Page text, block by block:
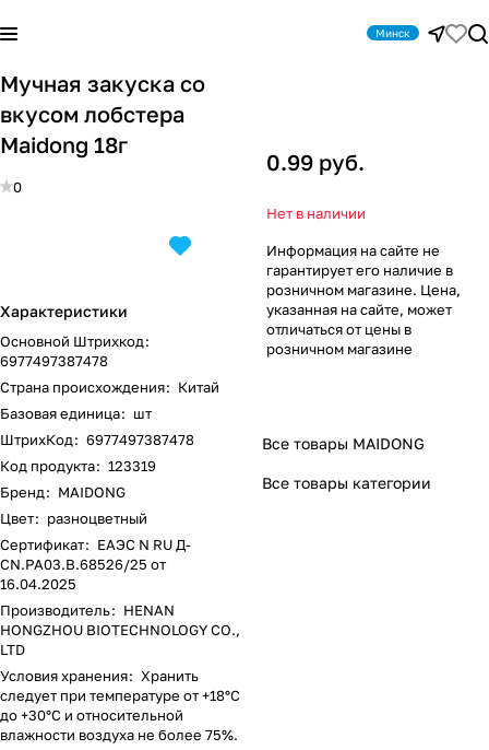
Минск
Мучная закуска со
вкусом лобстера
Maidong 18г
0
Характеристики
Основной Штрихкод:
6977497387478
Страна происхождения: Китай
Базовая единица: шт
ШтрихКод: 6977497387478
Код продукта: 123319
Бренд: MAIDONG
Цвет: разноцветный
Сертификат: ЕАЭС N RU Д-
CN.РА03.В.68526/25 от
16.04.2025
Производитель: HENAN
HONGZHOU BIOTECHNOLOGY CO.,
LTD
Условия хранения: Хранить
следует при температуре от +18°С
до +30°С и относительной
влажности воздуха не более 75%.
0.99 руб.
Нет в наличии
Информация на сайте не
гарантирует его наличие в
розничном магазине. Цена,
указанная на сайте, может
отличаться от цены в
розничном магазине
Все товары MAIDONG
Все товары категории